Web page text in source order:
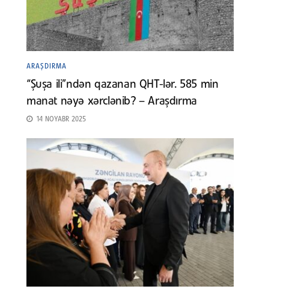
ARAŞDIRMA
“Şuşa ili”ndən qazanan QHT-lər. 585 min
manat nəyə xərclənib? – Araşdırma
14 NOYABR 2025